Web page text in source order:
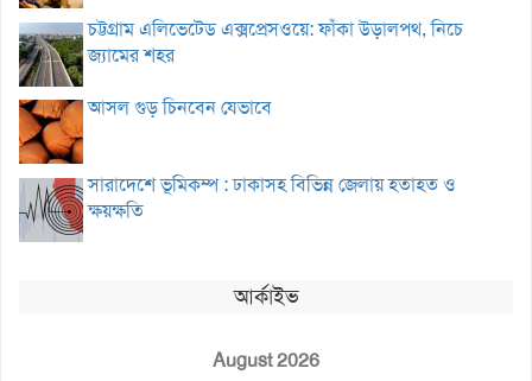
চট্টগ্রাম এলিভেটেড এক্সপ্রেসওয়ে: ফাঁকা উড়ালপথ, নিচে
জ্যামের শহর
আসল গুড় চিনবেন যেভাবে
সারাদেশে ভূমিকম্প : ঢাকাসহ বিভিন্ন জেলায় হতাহত ও
ক্ষয়ক্ষতি
আর্কাইভ
August 2026